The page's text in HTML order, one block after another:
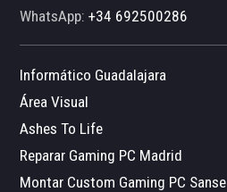
WhatsApp:+34 692500286
Informático Guadalajara
Área Visual
Ashes To Life
Reparar Gaming PC Madrid
Montar Custom Gaming PC Sanse